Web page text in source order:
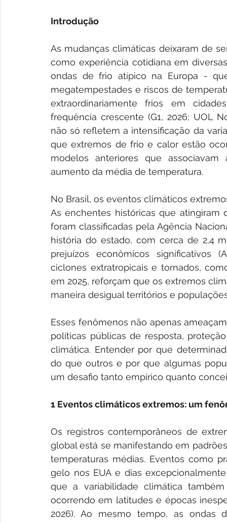
Introdução
As mudanças climáticas deixaram de
como experiência cotidiana em
ondas de frio atípico na Europa -
megatempestades e riscos de
extraordinariamente frios em
frequência crescente (G1, 2026; UOL
não só refletem a intensificação da
que extremos de frio e calor estão
modelos anteriores que
aumento da média de temperatura.
No Brasil, os eventos climáticos
As enchentes históricas que atingiram
foram classificadas pela Agência
história do estado, com cerca de 2,4
prejuízos econômicos significativos
ciclones extratropicais e tornados,
em 2025, reforçam que os extremos
maneira desigual territórios e
Esses fenômenos não apenas
políticas públicas de resposta,
climática. Entender por que
do que outros e por que algumas
um desafio tanto empírico quanto
1 Eventos climáticos extremos: um
Os registros contemporâneos de
global está se manifestando em
temperaturas médias. Eventos como
gelo nos EUA e dias
que a variabilidade climática
ocorrendo em latitudes e épocas
2026). Ao mesmo tempo, as ondas